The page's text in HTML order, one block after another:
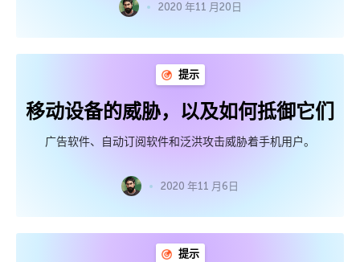
2020 年11 月20日
提示
移动设备的威胁，以及如何抵御它们
广告软件、自动订阅软件和泛洪攻击威胁着手机用户。
2020 年11 月6日
提示